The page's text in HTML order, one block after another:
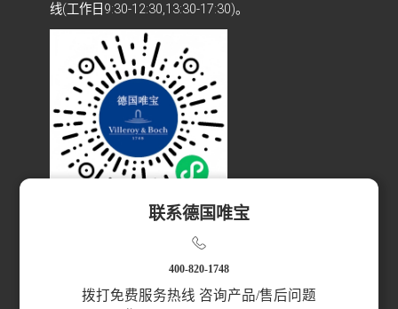
线(工作日9:30-12:30,13:30-17:30)。
联系德国唯宝
400-820-1748
拨打免费服务热线 咨询产品/售后问题